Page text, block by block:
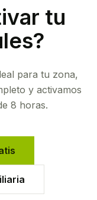
tu
?
para tu zona,
y activamos
8 horas.